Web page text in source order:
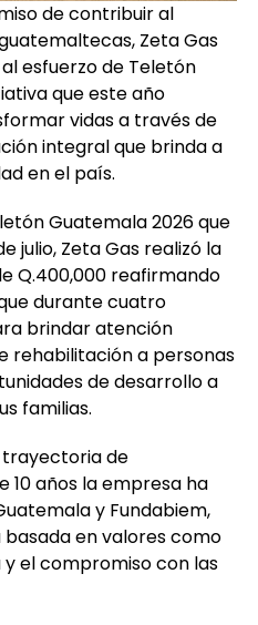
de contribuir al
Zeta Gas
esfuerzo de Teletón
que este año
vidas a través de
integral que brinda a
en el país.
Guatemala 2026 que
julio, Zeta Gas realizó la
Q.400,000 reafirmando
durante cuatro
brindar atención
rehabilitación a personas
de desarrollo a
familias.
trayectoria de
10 años la empresa ha
y Fundabiem,
en valores como
el compromiso con las